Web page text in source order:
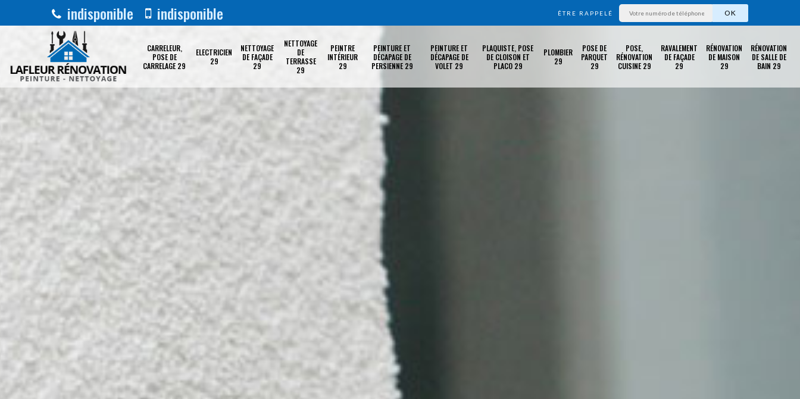
indisponible indisponible ÊTRE RAPPELÉ
CARRELEUR,
POSE DE
CARRELAGE 29
ELECTRICIEN
29
NETTOYAGE
DE FAÇADE
29
NETTOYAGE
DE
TERRASSE
29
PEINTRE
INTÉRIEUR
29
PEINTURE ET
DÉCAPAGE DE
PERSIENNE 29
PEINTURE ET
DÉCAPAGE DE
VOLET 29
PLAQUISTE, POSE
DE CLOISON ET
PLACO 29
PLOMBIER
29
POSE DE
PARQUET
29
POSE,
RÉNOVATION
CUISINE 29
RAVALEMENT
DE FAÇADE
29
RÉNOVATION
DE MAISON
29
RÉNOVATION
DE SALLE DE
BAIN 29